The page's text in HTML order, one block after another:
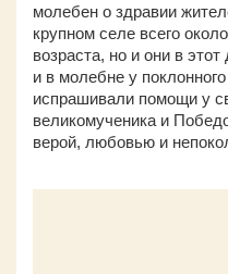
молебен о здравии
крупном селе всего
возраста, но и они в
и в молебне у
испрашивали помощи у
великомученика и
верой, любовью и